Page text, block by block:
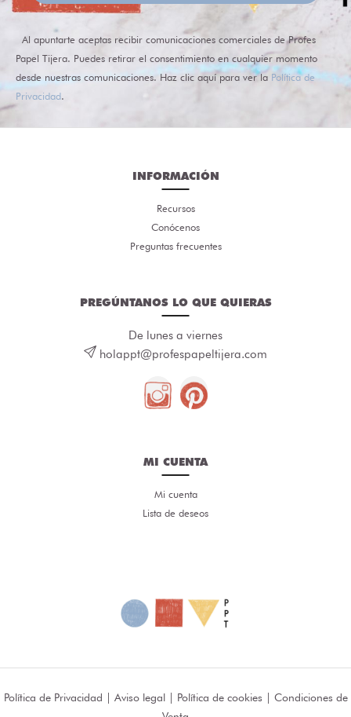
Al apuntarte aceptas recibir comunicaciones comerciales de Profes
Papel Tijera. Puedes retirar el consentimiento en cualquier momento
desde nuestras comunicaciones. Haz clic aquí para ver la Política de
Privacidad.
INFORMACIÓN
Recursos
Conócenos
Preguntas frecuentes
PREGÚNTANOS LO QUE QUIERAS
De lunes a viernes
holappt@profespapeltijera.com
MI CUENTA
Mi cuenta
Lista de deseos
Política de Privacidad | Aviso legal| Política de cookies | Condiciones de